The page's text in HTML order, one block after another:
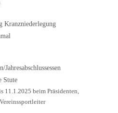
Kranzniederlegung
Jahresabschlussessen
Stute
11.1.2025 beim Präsidenten,